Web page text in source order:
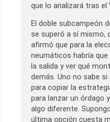
que lo analizará tras el
El doble subcampeón
se superó a sí mismo,
afirmó que para la
neumáticos habría que
la salida y ver qué
demás. Uno no sabe si
para copiar la
para lanzar un órdago
algo diferente.
última opción cuesta